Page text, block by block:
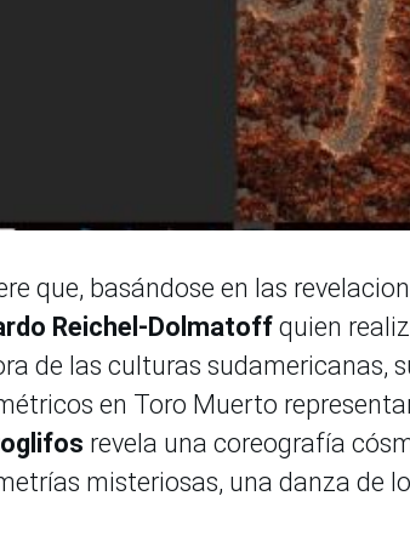
que, basándose en las
Reichel-Dolmatoff quien
de las culturas sudamericanas,
en Toro Muerto
revela una coreografía
misteriosas, una danza de